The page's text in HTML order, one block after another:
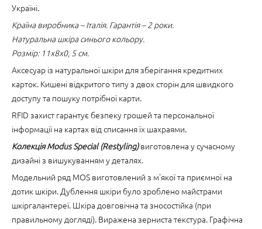
Україні.
Країна виробника – Італія. Гарантія – 2 роки.
Натуральна шкіра синього кольору.
Розмір: 11x8x0, 5 см.
Аксесуар із натуральної шкіри для зберігання кредитних
карток. Кишені відкритого типу з двох сторін для швидкого
доступу та пошуку потрібної карти.
RFID захист гарантує безпеку грошей та персональної
інформації на картах від списання їх шахраями.
Колекція Modus Special (Restyling) виготовлена у сучасному
дизайні з вишукуванням у деталях.
Модельний ряд MOS виготовлений з м'якої та приємної на
дотик шкіри. Дублення шкіри було зроблено майстрами
шкіргалантереї. Шкіра довговічна та зносостійка (при
правильному догляді). Виражена зерниста текстура. Графічна